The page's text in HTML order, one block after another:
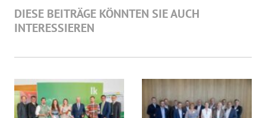
DIESE BEITRÄGE KÖNNTEN SIE AUCH
INTERESSIEREN